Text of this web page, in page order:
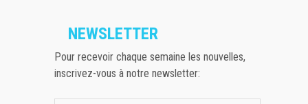
NEWSLETTER
Pour recevoir chaque semaine les nouvelles,
inscrivez-vous à notre newsletter: